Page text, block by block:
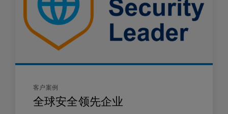
客户案例
全球安全领先企业